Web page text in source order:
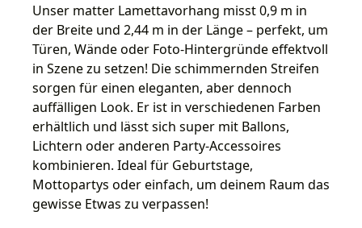
Unser matter Lamettavorhang misst 0,9 m in
der Breite und 2,44 m in der Länge – perfekt, um
Türen, Wände oder Foto-Hintergründe effektvoll
in Szene zu setzen! Die schimmernden Streifen
sorgen für einen eleganten, aber dennoch
auffälligen Look. Er ist in verschiedenen Farben
erhältlich und lässt sich super mit Ballons,
Lichtern oder anderen Party-Accessoires
kombinieren. Ideal für Geburtstage,
Mottopartys oder einfach, um deinem Raum das
gewisse Etwas zu verpassen!